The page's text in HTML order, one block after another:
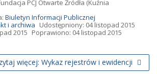
PCJ Otwarte Źródła (Kuźnia
Biuletyn Informacji Publicznej
i archiwa Udostępniony: 04 listopad 2015
2015 Poprawiono: 04 listopad 2015
więcej: Wykaz rejestrów i ewidencji